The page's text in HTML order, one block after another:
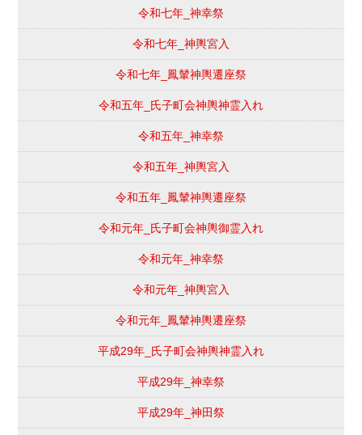
令和七年_神幸祭
令和七年_神輿宮入
令和七年_鳳輦神輿遷座祭
令和五年_氏子町会神輿神霊入れ
令和五年_神幸祭
令和五年_神輿宮入
令和五年_鳳輦神輿遷座祭
令和元年_氏子町会神輿御霊入れ
令和元年_神幸祭
令和元年_神輿宮入
令和元年_鳳輦神輿遷座祭
平成29年_氏子町会神輿神霊入れ
平成29年_神幸祭
平成29年_神田祭